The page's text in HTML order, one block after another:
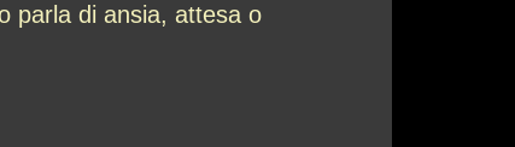
parla di ansia, attesa o